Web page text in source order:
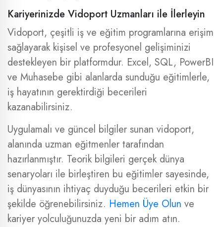
Kariyerinizde Vidoport Uzmanları ile İlerleyin
Vidoport, çeşitli iş ve eğitim programlarına erişim
sağlayarak kişisel ve profesyonel gelişiminizi
destekleyen bir platformdur. Excel, SQL, PowerBI
ve Muhasebe gibi alanlarda sunduğu eğitimlerle,
iş hayatının gerektirdiği becerileri
kazanabilirsiniz.
Uygulamalı ve güncel bilgiler sunan vidoport,
alanında uzman eğitmenler tarafından
hazırlanmıştır. Teorik bilgileri gerçek dünya
senaryoları ile birleştiren bu eğitimler sayesinde,
iş dünyasının ihtiyaç duyduğu becerileri etkin bir
şekilde öğrenebilirsiniz. Hemen Üye Olun ve
kariyer yolculuğunuzda yeni bir adım atın.